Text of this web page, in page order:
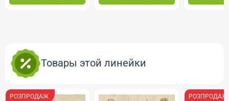
Товары этой линейки
РОЗПРОДАЖ РОЗПРОДАЖ